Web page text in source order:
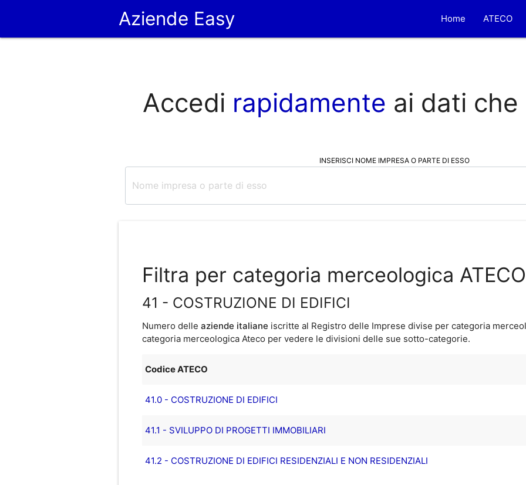
Aziende Easy Home ATECO
Accedi rapidamente ai dati
INSERISCI NOME IMPRESA O PARTE DI ESSO
Filtra per categoria merceologica ATECO
41 - COSTRUZIONE DI EDIFICI
Numero delle aziende italiane iscritte al Registro delle Imprese divise per categoria
categoria merceologica Ateco per vedere le divisioni delle sue sotto-categorie.
Codice ATECO
41.0 - COSTRUZIONE DI EDIFICI
41.1 - SVILUPPO DI PROGETTI IMMOBILIARI
41.2 - COSTRUZIONE DI EDIFICI RESIDENZIALI E NON RESIDENZIALI